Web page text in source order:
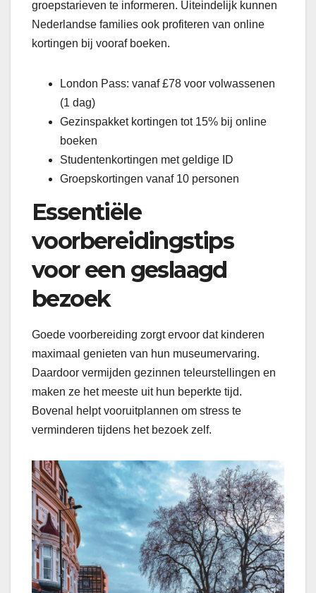
groepstarieven te informeren. Uiteindelijk kunnen
Nederlandse families ook profiteren van online
kortingen bij vooraf boeken.
London Pass: vanaf £78 voor volwassenen
(1 dag)
Gezinspakket kortingen tot 15% bij online
boeken
Studentenkortingen met geldige ID
Groepskortingen vanaf 10 personen
Essentiële
voorbereidingstips
voor een geslaagd
bezoek
Goede voorbereiding zorgt ervoor dat kinderen
maximaal genieten van hun museumervaring.
Daardoor vermijden gezinnen teleurstellingen en
maken ze het meeste uit hun beperkte tijd.
Bovenal helpt vooruitplannen om stress te
verminderen tijdens het bezoek zelf.